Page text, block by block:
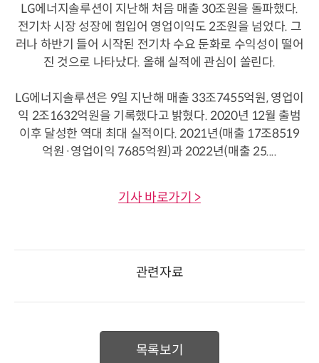
LG에너지솔루션이 지난해 처음 매출 30조원을 돌파했다.
전기차 시장 성장에 힘입어 영업이익도 2조원을 넘었다. 그
러나 하반기 들어 시작된 전기차 수요 둔화로 수익성이 떨어
진 것으로 나타났다. 올해 실적에 관심이 쏠린다.
LG에너지솔루션은 9일 지난해 매출 33조7455억원, 영업이
익 2조1632억원을 기록했다고 밝혔다. 2020년 12월 출범
이후 달성한 역대 최대 실적이다. 2021년(매출 17조8519
억원·영업이익 7685억원)과 2022년(매출 25....
기사 바로가기 >
관련자료
목록보기